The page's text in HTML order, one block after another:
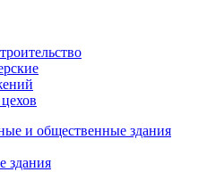
и общественные здания
здания